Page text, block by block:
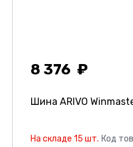
8 376
Шина ARIVO
На складе 15 шт. Код